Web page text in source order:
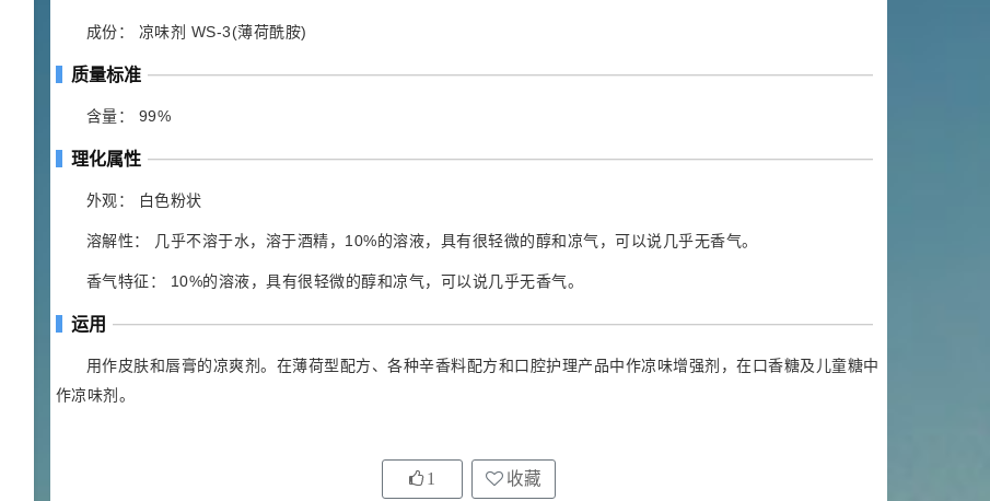
成份： 凉味剂 WS-3(薄荷酰胺)
质量标准
含量： 99%
理化属性
外观： 白色粉状
溶解性： 几乎不溶于水，溶于酒精，10%的溶液，具有很轻微的醇和凉气，可以说几乎无香气。
香气特征： 10%的溶液，具有很轻微的醇和凉气，可以说几乎无香气。
运用
用作皮肤和唇膏的凉爽剂。在薄荷型配方、各种辛香料配方和口腔护理产品中作凉味增强剂，在口香糖及儿童糖中
作凉味剂。
1 收藏
2 乙酸橙花酯 99%
2021-06-17
145 3 多效唑 90%
浏览量 - 4.4w
2021-07-07 植物生长调节剂
N-羟甲基丙烯酰胺 98% NMA
浏览量 - 1.98w